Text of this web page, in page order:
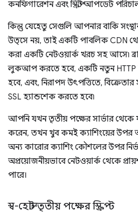
কনফিগারেশন এবং স্ক্রিপ্ট আপডেট
কিন্তু যেহেতু সেগুলি আপনার বাকি
উত্সে নয়, তাই একটি পাবলিক CDN
করা একটি নেটওয়ার্ক খরচ সহ আসে৷
লুকআপ করতে হবে, একটি নতুন HTTP
হবে, এবং, নিরাপদ উৎপত্তিতে, বিক্রেতার
SSL হ্যান্ডশেক করতে হবে৷
আপনি যখন তৃতীয় পক্ষের সার্ভার থেকে
করেন, তখন খুব কমই ক্যাশিংয়ের উপর
অন্য কারোর ক্যাশিং কৌশলের উপর
অপ্রয়োজনীয়ভাবে নেটওয়ার্ক থেকে
পারে।
স্ব-হোস্ট তৃতীয় পক্ষের স্ক্রিপ্ট